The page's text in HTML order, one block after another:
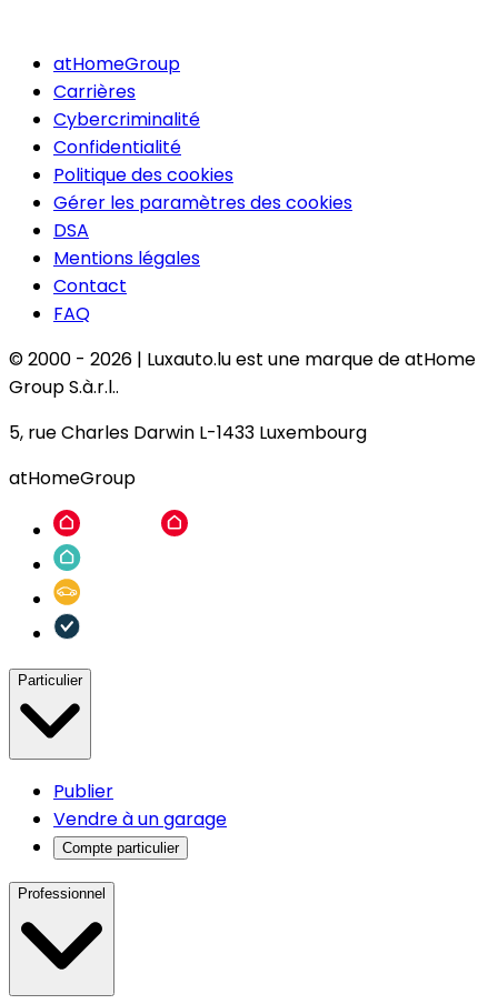
atHomeGroup
Carrières
Cybercriminalité
Confidentialité
Politique des cookies
Gérer les paramètres des cookies
DSA
Mentions légales
Contact
FAQ
© 2000 - 2026 | Luxauto.lu est une marque de atHome
Group S.à.r.l..
5, rue Charles Darwin L-1433 Luxembourg
atHomeGroup
Particulier
Publier
Vendre à un garage
Compte particulier
Professionnel